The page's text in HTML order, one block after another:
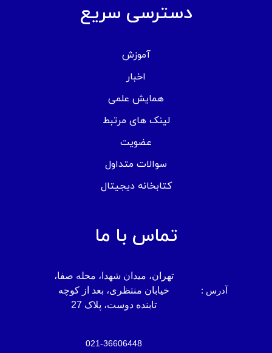
دسترسی سریع
آموزش
اخبار
همایش علمی
لینک های مرتبط
عضویت
سوالات متداول
کتابخانه دیجیتال
تماس با ما
آدرس :
تهران، میدان شهدا، محله صفا،
خیابان منتظری، بعد از کوچه
تابنده دوست، پلاک 27
021-36606448